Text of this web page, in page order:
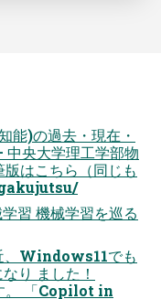
能)の過去・現在・
央大学理工学部物
はこちら（同じも
習 機械学習を巡る
、Windows11でも
り ました！
。 「Copilot in